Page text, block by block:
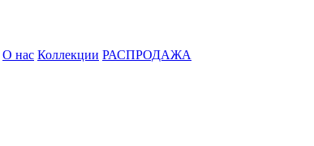
О нас Коллекции РАСПРОДАЖА